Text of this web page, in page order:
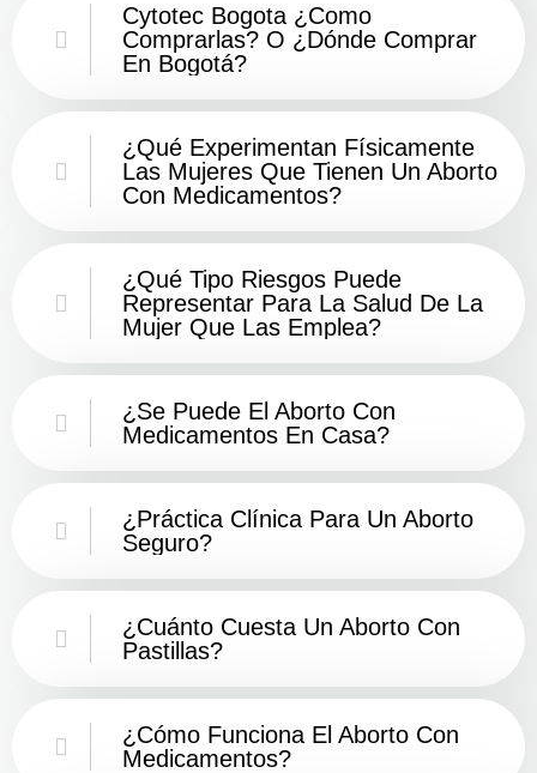
Cytotec Bogota ¿Como
Comprarlas? O ¿Dónde Comprar
En Bogotá?
¿Qué Experimentan Físicamente
Las Mujeres Que Tienen Un Aborto
Con Medicamentos?
¿Qué Tipo Riesgos Puede
Representar Para La Salud De La
Mujer Que Las Emplea?
¿Se Puede El Aborto Con
Medicamentos En Casa?
¿Práctica Clínica Para Un Aborto
Seguro?
¿Cuánto Cuesta Un Aborto Con
Pastillas?
¿Cómo Funciona El Aborto Con
Medicamentos?